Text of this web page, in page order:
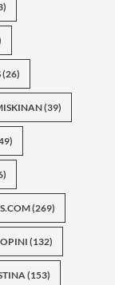
(26)
(39)
(269)
OPINI (132)
(153)